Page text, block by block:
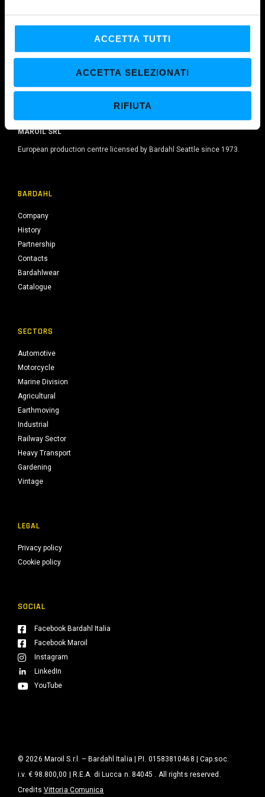
ACCETTA TUTTI
ACCETTA SELEZIONATI
RIFIUTA
MAROIL SRL
European production centre licensed by Bardahl Seattle since 1973.
BARDAHL
Company
History
Partnership
Contacts
Bardahlwear
Catalogue
SECTORS
Automotive
Motorcycle
Marine Division
Agricultural
Earthmoving
Industrial
Railway Sector
Heavy Transport
Gardening
Vintage
LEGAL
Privacy policy
Cookie policy
SOCIAL
Facebook Bardahl Italia
Facebook Maroil
Instagram
LinkedIn
YouTube
© 2026 Maroil S.r.l. – Bardahl Italia | P.I. 01583810468 | Cap.soc.
i.v. € 98.800,00 | R.E.A. di Lucca n. 84045 . All rights reserved.
Credits Vittoria Comunica